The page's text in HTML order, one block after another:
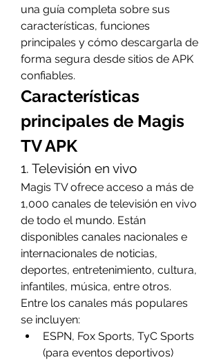
una guía completa sobre sus
características, funciones
principales y cómo descargarla de
forma segura desde sitios de APK
confiables.
Características
principales de Magis
TV APK
1. Televisión en vivo
Magis TV ofrece acceso a más de
1,000 canales de televisión en vivo
de todo el mundo. Están
disponibles canales nacionales e
internacionales de noticias,
deportes, entretenimiento, cultura,
infantiles, música, entre otros.
Entre los canales más populares
se incluyen:
ESPN, Fox Sports, TyC Sports
(para eventos deportivos)